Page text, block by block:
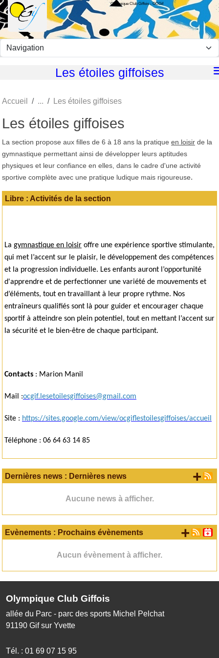
Olympique Club Giffois - OCGif
Les étoiles giffoises
Accueil Les étoiles giffoises
Les étoiles giffoises
La section propose aux filles de 6 à 18 ans la pratique en loisir de la
gymnastique permettant ainsi de développer leurs aptitudes
physiques et leur confiance en elles, dans le cadre d'une activité
sportive complète avec une pratique ludique mais rigoureuse.
Libre : Activités de la section
La gymnastique en loisir offre une expérience sportive stimulante,
qui met l’accent sur le plaisir, le développement des compétences
et la progression individuelle. Les enfants auront l’opportunité
d'apprendre et de perfectionner une variété de mouvements et
d’éléments, tout en travaillant à leur propre rythme. Nos
entraîneurs qualifiés sont là pour guider et encourager chaque
sportif à atteindre son plein potentiel, tout en mettant l’accent sur
la sécurité et le bien-être de chaque participant.
Contacts : Marion Manil
Mail :ocgif.lesetoilesgiffoises@gmail.com
Site : https://sites.google.com/view/ocgiflestoilesgiffoises/accueil
Téléphone : 06 64 63 14 85
Dernières news : Dernières news
Aucune news à afficher.
+
Evènements : Prochains évènements
Aucun évènement à afficher.
+
Olympique Club Giffois
allée du Parc - parc des sports Michel Pelchat
91190 Gif sur Yvette
Tél. : 01 69 07 15 95
Panneau de gestion des cookies